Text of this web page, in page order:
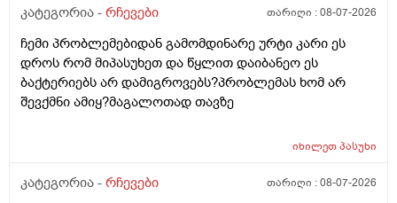
შედეგს იბ ის ექიმთან მაომც ჩავიდეს თუ თავის
იბნის ექიმყან რომ დ ვიტამინი გაიკეთოს და უბნის
ექიმის დანიშნულებას ვენდო ის ხომ კარდიოლოგი
არაა თან დიდათ რომ ვაკვირდები არაა მცოდნე ამ
მხრივ და ვერ ვენდობი და ხომ არავნებს მამას დ
სარისკოა?მის კარდიოლოგა ვერ დავირეკავ ან
კატეგორია - რჩევები თარიღი :08-07-2026
ჩემი პრობლემებიდან გამომდინარე ურტი კარი ეს
დროს რომ მიპასუხეთ და წყლით დაიბანეო ეს
ბაქტერიებს არ დამიგროვებს?პრობლემას ხომ არ
შევქმნი ამიყ?მაგალოთად თავზე
იხილეთპასუხი
კატეგორია - რჩევები თარიღი :08-07-2026